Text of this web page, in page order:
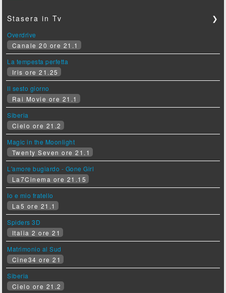
Stasera in Tv ❯
Overdrive
Canale 20 ore 21.1
La tempesta perfetta
Iris ore 21.25
Il sesto giorno
Rai Movie ore 21.1
Siberia
Cielo ore 21.2
Magic in the Moonlight
Twenty Seven ore 21.1
L'amore bugiardo - Gone Girl
La7Cinema ore 21.15
Io e mio fratello
La5 ore 21.1
Spiders 3D
Italia 2 ore 21
Matrimonio al Sud
Cine34 ore 21
Siberia
Cielo ore 21.2